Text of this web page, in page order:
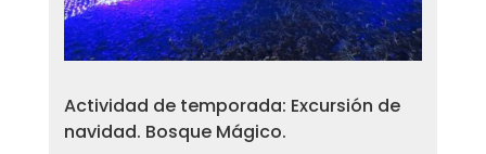
Actividad de temporada: Excursión de
navidad. Bosque Mágico.